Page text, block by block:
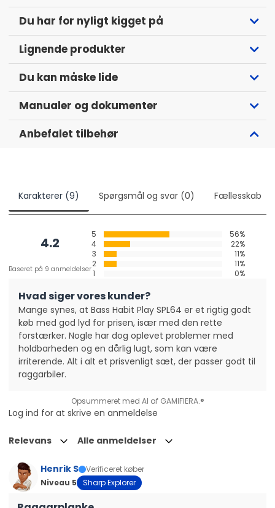
både dejlige mængder bas og et højt lyd. Dette er en plade,
der er færdigskruet, når den leveres, så du hurtigt kan
komme i gang med at spille og ikke behøver at bruge tid på
at montere pladen selv.
Midbaser fra Bass Habit
I Play SPL64 finder du de populære 6.5" midbaser SP165M. På
trods af sin fantastiske pris har Bass Habit opnået høj
kvalitet. Resultatet bliver en mindst sagt spillelysten
højttaler, med gode komponenter såsom stålkurv,
gummifjeder, talspoler i aluminium og mere til. Prisvenlig og
har vist sig at være utrolig dygtige til! SP25A er endnu et
bevis på, at de har mestret kunstformen at holde prisen
Horndiskantens opgave er at sprede lyden bredt, langt og
En af de store fordele ved hornet er, at du også har en
end mange andre diskanter i sin prisklasse. Dette betyder,
kort sagt, at du lettere får mere lyd i sidste ende! Dette er
en værdsat detalje hos SP25A og gør den derfor
fremragende til et kæk SPL-byg eller i en raggarplade!
Du har for nyligt kigget på
Lignende produkter
Du kan måske lide
Manualer og dokumenter
Anbefalet tilbehør
Karakterer (9) Spørgsmål og svar (0) Fællesskab
4.2
Baseret på 9 anmeldelser
5
56%
4
22%
3
11%
2
11%
1
0%
Hvad siger vores kunder?
Mange synes, at Bass Habit Play SPL64 er et rigtig godt
køb med god lyd for prisen, især med den rette
forstærker. Nogle har dog oplevet problemer med
holdbarheden og en dårlig lugt, som kan være
irriterende. Alt i alt et prisvenligt sæt, der passer godt til
raggarbiler.
Opsummeret med AI af GAMIFIERA.®
Log ind for at skrive en anmeldelse
Relevans Alle anmeldelser
Henrik S
Verificeret køber
Niveau 5
Sharp Explorer